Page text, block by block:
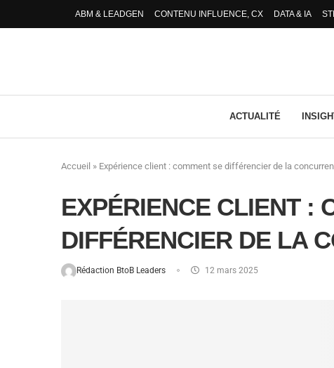
ABM & LEADGEN CONTENU INFLUENCE, CX DATA & IA
ACTUALITÉ
Accueil » Expérience client : comment se différencier de la
EXPÉRIENCE CLIENT :
DIFFÉRENCIER DE LA
Rédaction BtoB Leaders 12 mars 2025